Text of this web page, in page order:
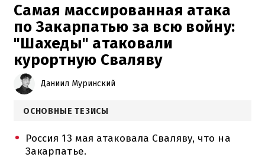
Самая массированная атака
по Закарпатью за всю войну:
"Шахеды" атаковали
курортную Сваляву
Даниил Муринский
ОСНОВНЫЕ ТЕЗИСЫ
Россия 13 мая атаковала Сваляву, что на
Закарпатье.